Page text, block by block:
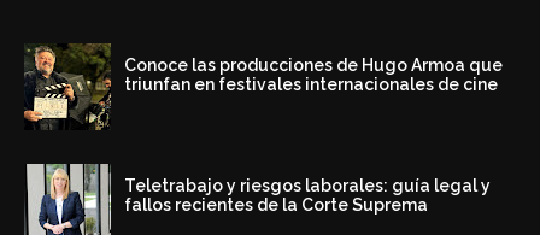
Conoce las producciones de Hugo Armoa que
triunfan en festivales internacionales de cine
Teletrabajo y riesgos laborales: guía legal y
fallos recientes de la Corte Suprema